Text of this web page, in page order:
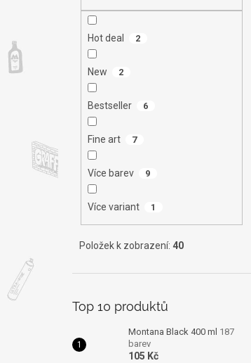
Hot deal 2
New 2
Bestseller 6
Fine art 7
Více barev 9
Více variant 1
Položek k zobrazení: 40
Top 10 produktů
Montana Black 400 ml 187
barev
105 Kč